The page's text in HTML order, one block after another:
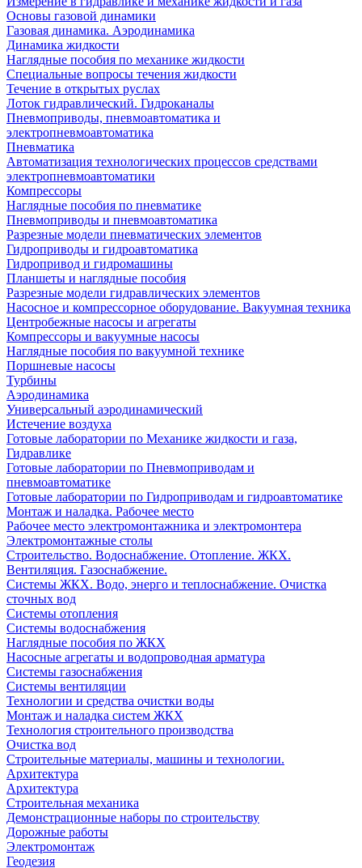
Основы газовой динамики
Газовая динамика. Аэродинамика
Динамика жидкости
Наглядные пособия по механике жидкости
Специальные вопросы течения жидкости
Течение в открытых руслах
Лоток гидравлический. Гидроканалы
Пневмоприводы, пневмоавтоматика и
электропневмоавтоматика
Пневматика
Автоматизация технологических процессов средствами
электропневмоавтоматики
Компрессоры
Наглядные пособия по пневматике
Пневмоприводы и пневмоавтоматика
Разрезные модели пневматических элементов
Гидроприводы и гидроавтоматика
Гидропривод и гидромашины
Планшеты и наглядные пособия
Разрезные модели гидравлических элементов
Насосное и компрессорное оборудование. Вакуумная техника
Центробежные насосы и агрегаты
Компрессоры и вакуумные насосы
Наглядные пособия по вакуумной технике
Поршневые насосы
Турбины
Аэродинамика
Универсальный аэродинамический
Истечение воздуха
Готовые лаборатории по Механике жидкости и газа,
Гидравлике
Готовые лаборатории по Пневмоприводам и
пневмоавтоматике
Готовые лаборатории по Гидроприводам и гидроавтоматике
Монтаж и наладка. Рабочее место
Рабочее место электромонтажника и электромонтера
Электромонтажные столы
Строительство. Водоснабжение. Отопление. ЖКХ.
Вентиляция. Газоснабжение.
Системы ЖКХ. Водо, энерго и теплоснабжение. Очистка
сточных вод
Системы отопления
Системы водоснабжения
Наглядные пособия по ЖКХ
Насосные агрегаты и водопроводная арматура
Системы газоснабжения
Системы вентиляции
Технологии и средства очистки воды
Монтаж и наладка систем ЖКХ
Технология строительного производства
Очистка вод
Строительные материалы, машины и технологии.
Архитектура
Архитектура
Cтроительная механика
Демонстрационные наборы по строительству
Дорожные работы
Электромонтаж
Геодезия